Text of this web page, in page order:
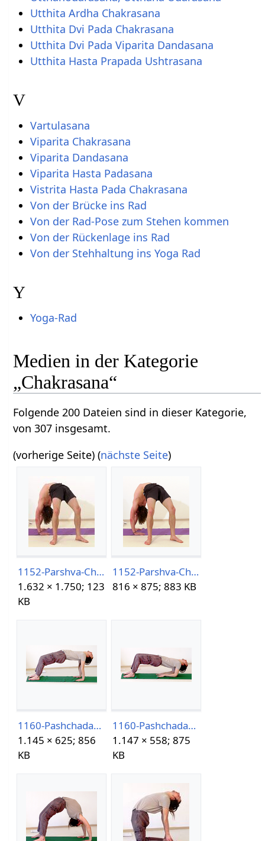
Utthita Ardha Chakrasana
Utthita Dvi Pada Chakrasana
Utthita Dvi Pada Viparita Dandasana
Utthita Hasta Prapada Ushtrasana
V
Vartulasana
Viparita Chakrasana
Viparita Dandasana
Viparita Hasta Padasana
Vistrita Hasta Pada Chakrasana
Von der Brücke ins Rad
Von der Rad-Pose zum Stehen kommen
Von der Rückenlage ins Rad
Von der Stehhaltung ins Yoga Rad
Y
Yoga-Rad
Medien in der Kategorie
„Chakrasana“
Folgende 200 Dateien sind in dieser Kategorie,
von 307 insgesamt.
(vorherige Seite) (nächste Seite)
1152-Parshva-Chakrasana.jpg
1.632 × 1.750; 123
KB
1152-Parshva-Chakrasana.png
816 × 875; 883 KB
1160-PashchadasanaVariation-1.png
1.145 × 625; 856
KB
1160-PashchadasanaVariation-2.png
1.147 × 558; 875
KB